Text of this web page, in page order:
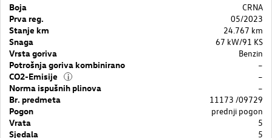
Boja
CRNA
Prva reg.
05/2023
Stanje km
24.767 km
Snaga
67 kW/91 KS
Vrsta goriva
Benzin
Potrošnja goriva kombinirano
–
CO2-Emisije
i
–
Norma ispušnih plinova
–
Br. predmeta
11173 /09729
Pogon
prednji pogon
Vrata
5
Sjedala
5